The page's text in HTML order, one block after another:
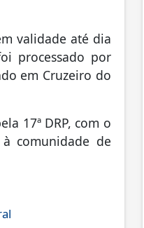
validade até dia
processado por
em Cruzeiro do
17ª DRP, com o
comunidade de